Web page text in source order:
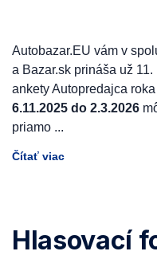
Autobazar.EU vám v
a Bazar.sk prináša už
ankety Autopredajca
6.11.2025 do 2.3.2026
priamo ...
Čítať viac
Hlasovací